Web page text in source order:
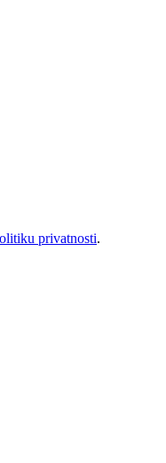
privatnosti.